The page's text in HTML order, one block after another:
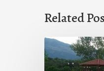
Related
Πρόσκληση
προς